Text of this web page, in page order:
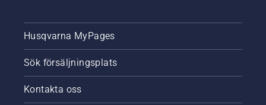
Husqvarna MyPages
Sök försäljningsplats
Kontakta oss